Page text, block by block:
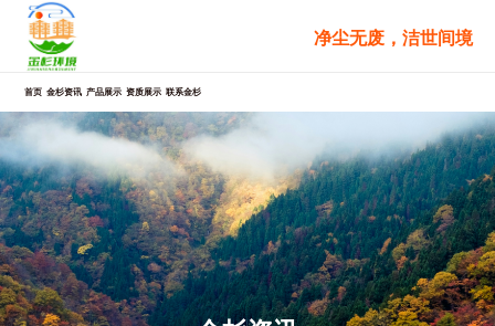
净尘无废，洁世间境
首页 金杉资讯 产品展示 资质展示 联系金杉